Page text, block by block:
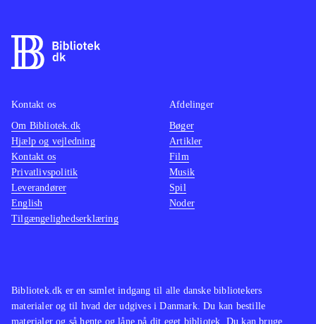
Bibliotek.dk er en samlet indgang til alle danske bibliotekers
materialer og til hvad der udgives i Danmark. Du kan bestille
materialer og så hente og låne på dit eget bibliotek. Du kan bruge
Kontakt os
Om Bibliotek.dk
Hjælp og vejledning
Kontakt os
Privatlivspolitik
Leverandører
English
Tilgængelighedserklæring
Afdelinger
Bøger
Artikler
Film
Musik
Spil
Noder